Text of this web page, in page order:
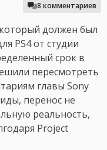
8 комментариев
должен был
PS4 от студии
срок в
пересмотреть
главы Sony
перенос не
реальность,
Project